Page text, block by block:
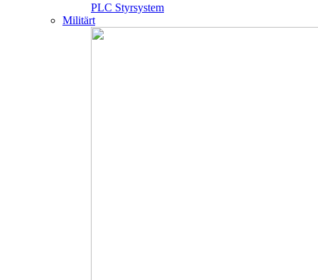
PLC Styrsystem
Militärt